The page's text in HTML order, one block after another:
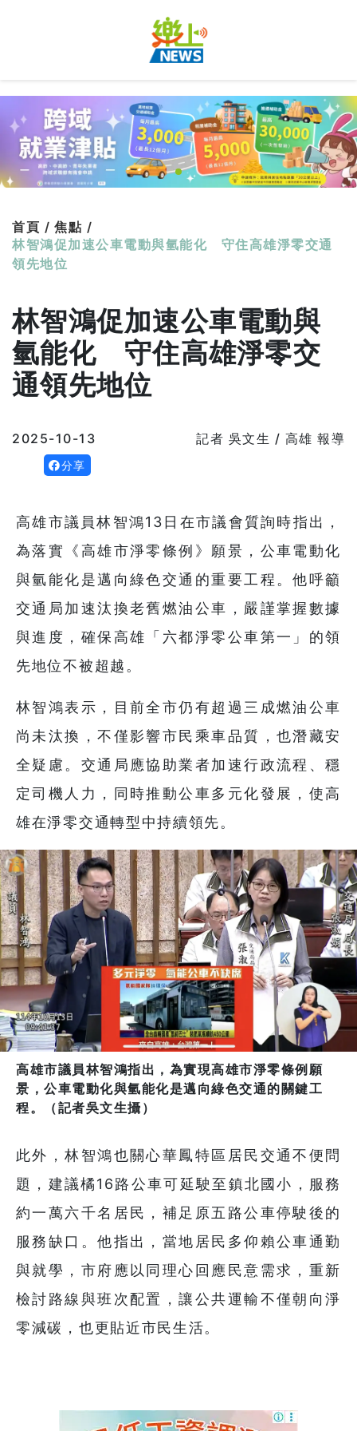
首頁 / 焦點 /
林智鴻促加速公車電動與氫能化 守住高雄淨零交通
領先地位
林智鴻促加速公車電動與
氫能化 守住高雄淨零交
通領先地位
2025-10-13 記者 吳文生 / 高雄 報導
分享
高雄市議員林智鴻13日在市議會質詢時指出，
為落實《高雄市淨零條例》願景，公車電動化
與氫能化是邁向綠色交通的重要工程。他呼籲
交通局加速汰換老舊燃油公車，嚴謹掌握數據
與進度，確保高雄「六都淨零公車第一」的領
先地位不被超越。
林智鴻表示，目前全市仍有超過三成燃油公車
尚未汰換，不僅影響市民乘車品質，也潛藏安
全疑慮。交通局應協助業者加速行政流程、穩
定司機人力，同時推動公車多元化發展，使高
雄在淨零交通轉型中持續領先。
高雄市議員林智鴻指出，為實現高雄市淨零條例願
景，公車電動化與氫能化是邁向綠色交通的關鍵工
程。（記者吳文生攝）
此外，林智鴻也關心華鳳特區居民交通不便問
題，建議橘16路公車可延駛至鎮北國小，服務
約一萬六千名居民，補足原五路公車停駛後的
服務缺口。他指出，當地居民多仰賴公車通勤
與就學，市府應以同理心回應民意需求，重新
檢討路線與班次配置，讓公共運輸不僅朝向淨
零減碳，也更貼近市民生活。